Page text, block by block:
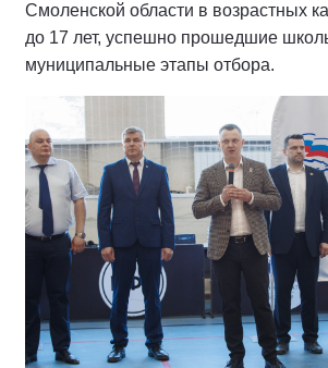
Смоленской области в возрастных
до 17 лет, успешно прошедшие
муниципальные этапы отбора.